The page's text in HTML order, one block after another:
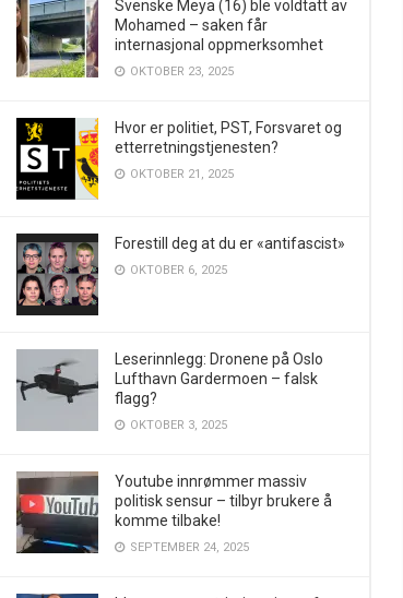
Svenske Meya (16) ble voldtatt av
Mohamed – saken får
internasjonal oppmerksomhet
OKTOBER 23, 2025
Hvor er politiet, PST, Forsvaret og
etterretningstjenesten?
OKTOBER 21, 2025
Forestill deg at du er «antifascist»
OKTOBER 6, 2025
Leserinnlegg: Dronene på Oslo
Lufthavn Gardermoen – falsk
flagg?
OKTOBER 3, 2025
Youtube innrømmer massiv
politisk sensur – tilbyr brukere å
komme tilbake!
SEPTEMBER 24, 2025